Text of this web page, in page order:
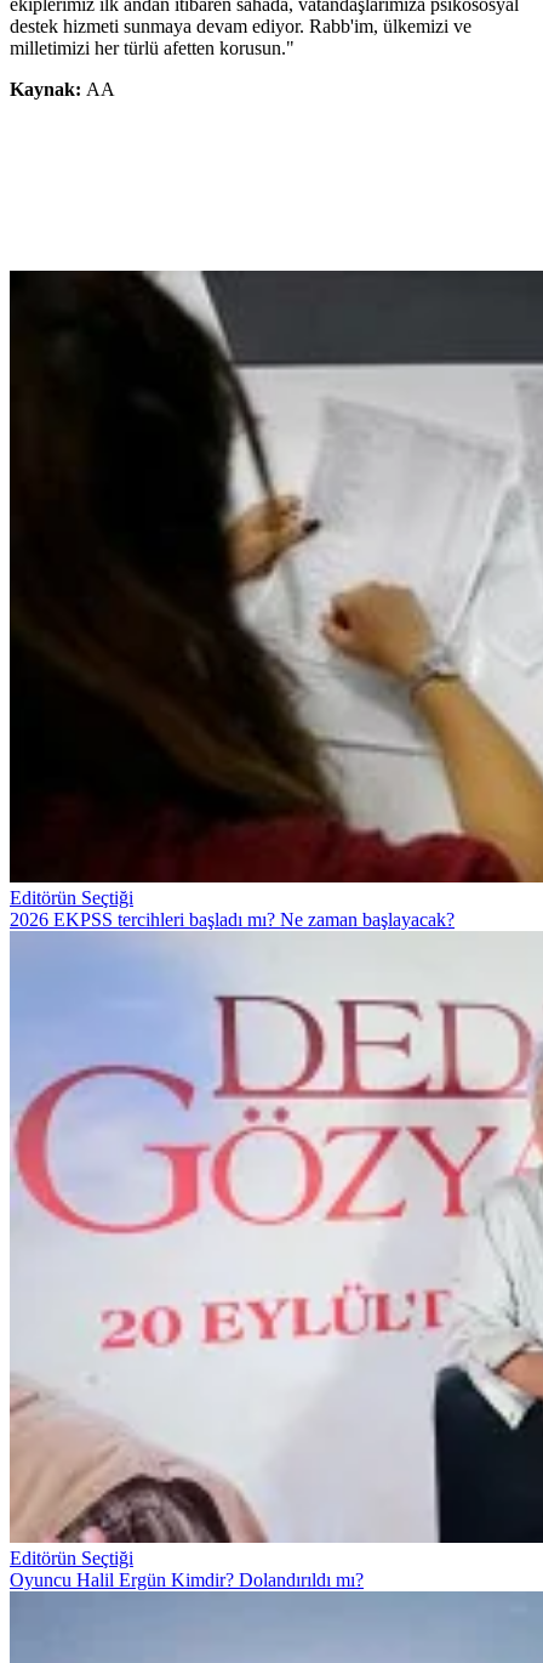
ekiplerimiz ilk andan itibaren sahada, vatandaşlarımıza psikososyal
destek hizmeti sunmaya devam ediyor. Rabb'im, ülkemizi ve
milletimizi her türlü afetten korusun."
Kaynak: AA
Editörün Seçtiği
2026 EKPSS tercihleri başladı mı? Ne zaman başlayacak?
Editörün Seçtiği
Oyuncu Halil Ergün Kimdir? Dolandırıldı mı?